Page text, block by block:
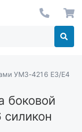
УМЗ-4216 Е3/Е4
боковой